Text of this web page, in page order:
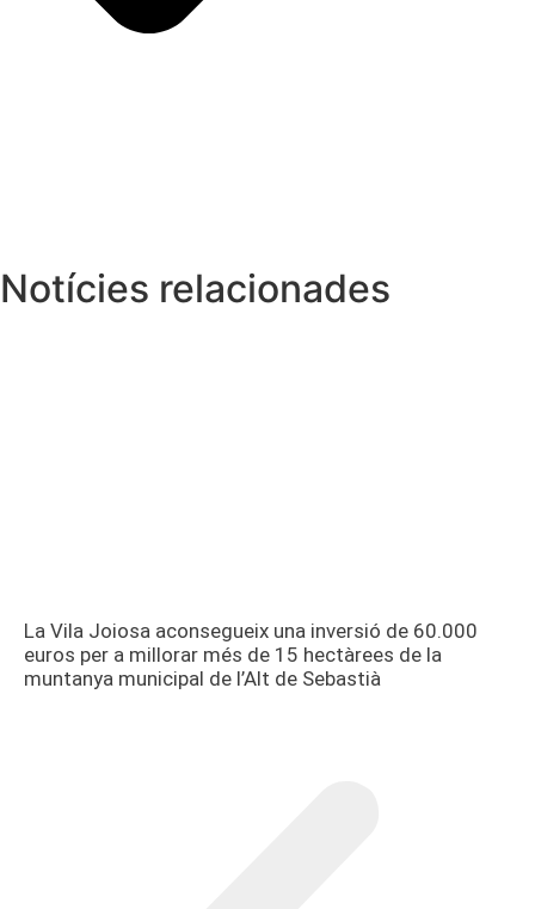
Notícies relacionades
La Vila Joiosa aconsegueix una inversió de 60.000
euros per a millorar més de 15 hectàrees de la
muntanya municipal de l’Alt de Sebastià